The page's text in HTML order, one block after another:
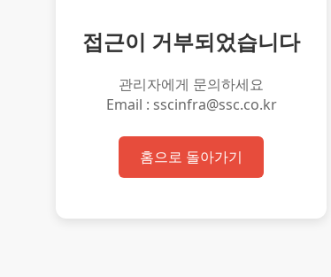
접근이 거부되었습니다
관리자에게 문의하세요
Email : sscinfra@ssc.co.kr
홈으로 돌아가기